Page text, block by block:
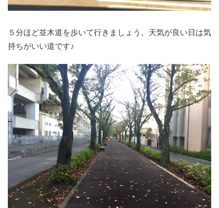
５分ほど並木道を歩いて行きましょう。天気が良い日は気
持ちがいい道です♪